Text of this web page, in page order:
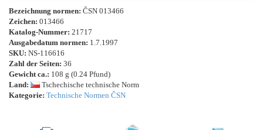
Bezeichnung normen: ČSN 013466
Zeichen: 013466
Katalog-Nummer: 21717
Ausgabedatum normen: 1.7.1997
SKU: NS-116616
Zahl der Seiten: 36
Gewicht ca.: 108 g (0.24 Pfund)
Land:
Tschechische technische Norm
Kategorie: Technische Normen ČSN